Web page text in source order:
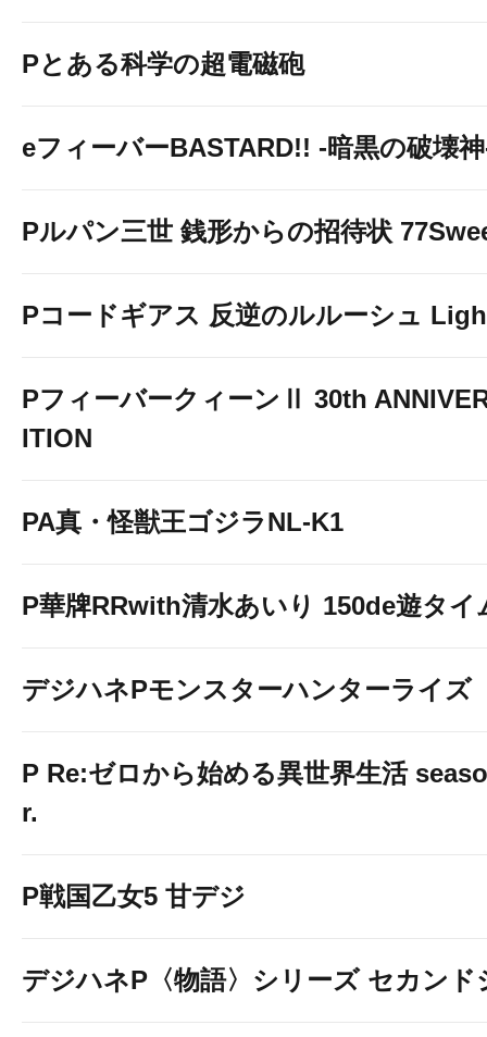
◆情報公開サー
Pとある科学の超電磁砲
eフィーバーBASTARD!! -暗黒の破壊
Pルパン三世 銭形からの招待状
Pコードギアス 反逆のルルーシュ
PフィーバークィーンⅡ 30th
ITION
PA真・怪獣王ゴジラNL-K1
P華牌RRwith清水あいり 150de遊タイ
デジハネPモンスターハンターライズ
P Re:ゼロから始める異世界生活
r.
P戦国乙女5 甘デジ
デジハネP〈物語〉シリーズ セカンド